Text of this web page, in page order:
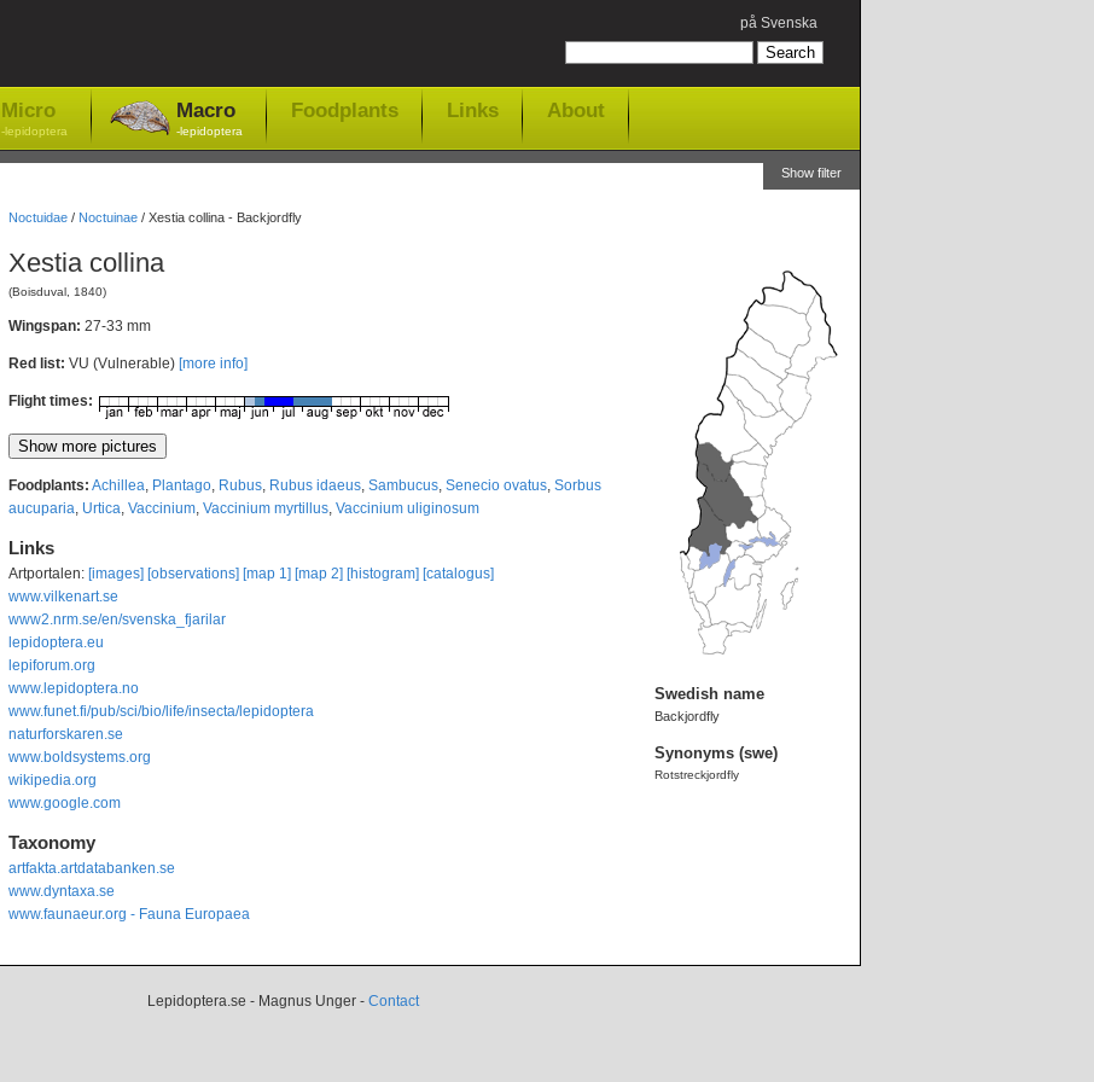
på Svenska
Micro
-lepidoptera
Macro
-lepidoptera
Foodplants Links About
Show filter
Noctuidae/ Noctuinae/ Xestia collina - Backjordfly
Xestia collina
(Boisduval, 1840)
Wingspan: 27-33 mm
Red list: VU (Vulnerable) [more info]
Flight times:
Foodplants: Achillea Plantago, Rubus, Rubus idaeus, Sambucus, Senecio ovatus, Sorbus
aucuparia Urtica Vaccinium, Vaccinium myrtillus, Vaccinium uliginosum
Links
Artportalen: [images] [observations] [map 1] [map 2] [histogram] [catalogus]
www.vilkenart.se
www2.nrm.se/en/svenska_fjarilar
lepidoptera.eu
lepiforum.org
www.lepidoptera.no
www.funet.fi/pub/sci/bio/life/insecta/lepidoptera
naturforskaren.se
www.boldsystems.org
wikipedia.org
www.google.com
Taxonomy
artfakta.artdatabanken.se
www.dyntaxa.se
www.faunaeur.org - Fauna Europaea
Swedish name
Backjordfly
Synonyms (swe)
Rotstreckjordfly
Lepidoptera.se - Magnus Unger - Contact